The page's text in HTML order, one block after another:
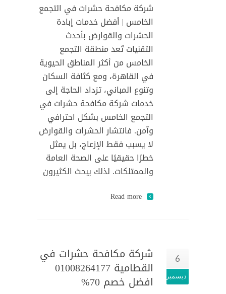
شركة مكافحة حشرات في التجمع
الخامس | أفضل خدمات إبادة
الحشرات والقوارض بأحدث
التقنيات تُعد منطقة التجمع
الخامس من أكثر المناطق الحيوية
في القاهرة، ومع كثافة السكان
وتنوع المباني، تزداد الحاجة إلى
خدمات شركة مكافحة حشرات في
التجمع الخامس بشكل احترافي
وآمن. فانتشار الحشرات والقوارض
لا يسبب فقط الإزعاج، بل يمثل
خطرًا حقيقيًا على الصحة العامة
والممتلكات. لذلك يبحث الكثيرون
Read more
6
ديسمبر
شركة مكافحة حشرات في
القطامية 01008264177
افضل خصم 70%